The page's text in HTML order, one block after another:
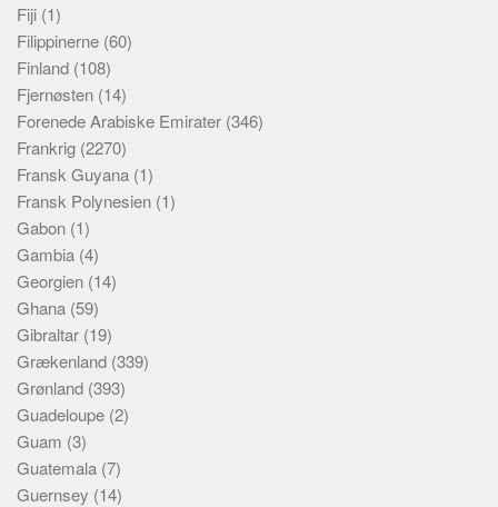
Fiji (1)
Filippinerne (60)
Finland (108)
Fjernøsten (14)
Forenede Arabiske Emirater (346)
Frankrig (2270)
Fransk Guyana (1)
Fransk Polynesien (1)
Gabon (1)
Gambia (4)
Georgien (14)
Ghana (59)
Gibraltar (19)
Grækenland (339)
Grønland (393)
Guadeloupe (2)
Guam (3)
Guatemala (7)
Guernsey (14)